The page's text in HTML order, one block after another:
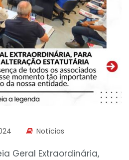
Notícias
Geral Extraordinária,